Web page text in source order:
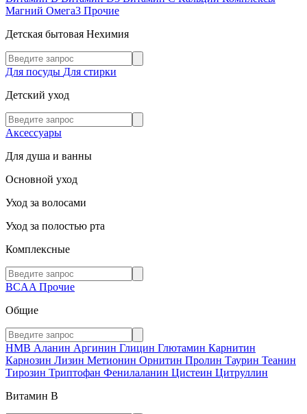
Магний Омега3 Прочие
Детская бытовая Нехимия
Для посуды Для стирки
Детский уход
Аксессуары
Для душа и ванны
Основной уход
Уход за волосами
Уход за полостью рта
Комплексные
BCAA Прочие
Общие
HMB Аланин Аргинин Глицин Глютамин Карнитин
Карнозин Лизин Метионин Орнитин Пролин Таурин Теанин
Тирозин Триптофан Фенилаланин Цистеин Цитруллин
Витамин В